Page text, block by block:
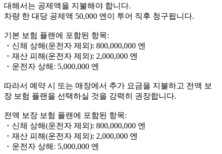
대해서는 공제액을 지불해야 합니다.
차량 한 대당 공제액 50,000 엔이 투어 직후 청구됩니다.
기본 보험 플랜에 포함된 항목:
・신체 상해(운전자 제외): 800,000,000 엔
・재산 피해(운전자 제외): 2,000,000 엔
・운전자 상해: 5,000,000 엔
따라서 예약 시 또는 매장에서 추가 요금을 지불하고 전액 보
장 보험 플랜을 선택하실 것을 강력히 권장합니다.
전액 보장 보험 플랜에 포함된 항목:
・신체 상해(운전자 제외): 800,000,000 엔
・재산 피해(운전자 제외): 2,000,000 엔
・운전자 상해: 5,000,000 엔